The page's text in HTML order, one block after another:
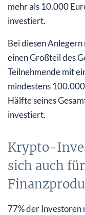
mehr als 10.000
investiert.
Bei diesen
einen Großteil des
Teilnehmende mit
mindestens
Hälfte seines
investiert.
Krypto-
sich auch
77% der Investoren